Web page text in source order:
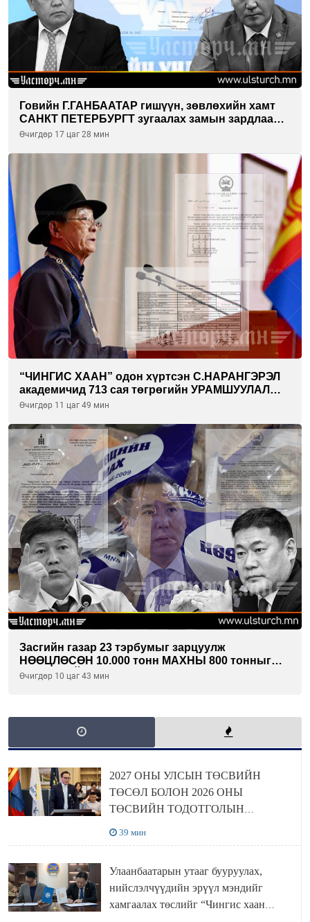
Говийн Г.ГАНБААТАР гишүүн, зөвлөхийн хамт
САНКТ ПЕТЕРБУРГТ зугаалах замын зардлаа
“ИНҮТ” ТӨХХК даажээ
Өчигдөр 17 цаг 28 мин
“ЧИНГИС ХААН” одон хүртсэн С.НАРАНГЭРЭЛ
академичид 713 сая төгрөгийн УРАМШУУЛАЛ
олгожээ
Өчигдөр 11 цаг 49 мин
Засгийн газар 23 тэрбумыг зарцуулж
НӨӨЦЛӨСӨН 10.000 тонн МАХНЫ 800 тонныг
ХЭН ХУЛГЙАЛСАН бэ...
Өчигдөр 10 цаг 43 мин
2027 ОНЫ УЛСЫН ТӨСВИЙН
ТӨСӨЛ БОЛОН 2026 ОНЫ
ТӨСВИЙН ТОДОТГОЛЫН
39 мин
Улаанбаатарын утааг бууруулах,
нийслэлчүүдийн эрүүл мэндийг
хамгаалах төслийг “Чингис хаан